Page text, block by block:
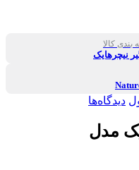
بندی کالا
نیچرهایک
دیدگاه‌ها
مدل